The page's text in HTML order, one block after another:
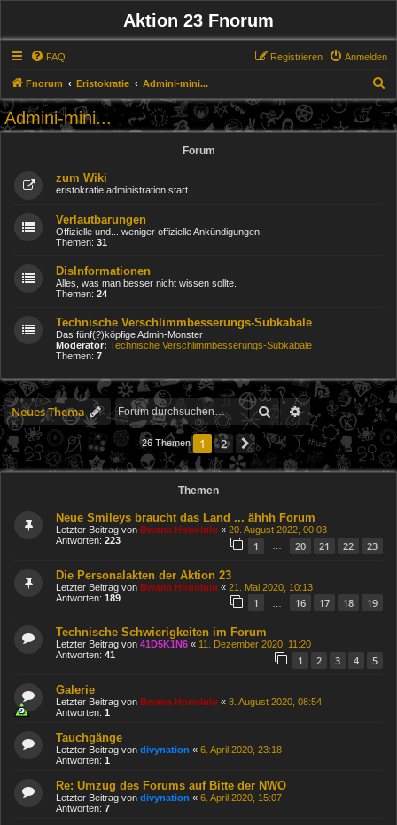
Aktion 23 Fnorum
FAQ Anmelden
Registrieren
Fnorum Eristokratie Admini-mini...
u
Admini-mini...
Forum
zum Wiki
eristokratie:administration:start
Verlautbarungen
Offizielle und... weniger offizielle Ankündigungen.
Themen: 31
DisInformationen
Alles, was man besser nicht wissen sollte.
Themen: 24
Technische Verschlimmbesserungs-Subkabale
Das fünf(?)köpfige Admin-Monster
Moderator: Technische Verschlimmbesserungs-Subkabale
Themen: 7
Neues Thema SucheErweiterte Suche
26 Themen 1 2 Nächste
Themen
Neue Smileys braucht das Land ... ähhh Forum
Letzter Beitrag von Bwana Honolulu « 20. August 2022, 00:03
Antworten: 223 1 20 21 22 23
Die Personalakten der Aktion 23
Letzter Beitrag von Bwana Honolulu « 21. Mai 2020, 10:13
Antworten: 189 1 16 17 18 19
Technische Schwierigkeiten im Forum
Letzter Beitrag von 41D5K1N6 « 11. Dezember 2020, 11:20
Antworten: 41 1 2 3 4 5
Galerie
Letzter Beitrag von Bwana Honolulu « 8. August 2020, 08:54
Antworten: 1
Tauchgänge
Letzter Beitrag von divynation « 6. April 2020, 23:18
Antworten: 1
Re: Umzug des Forums auf Bitte der NWO
Letzter Beitrag von divynation « 6. April 2020, 15:07
Antworten: 7